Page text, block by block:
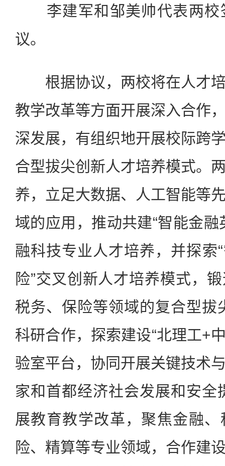
李建军和邹美帅代表两校
议。
根据协议，两校将在人才培
教学改革等方面开展深入合作
深发展，有组织地开展校际跨
合型拔尖创新人才培养模式。
养，立足大数据、人工智能等
域的应用，推动共建“智能金融
融科技专业人才培养，并探索
险”交叉创新人才培养模式，
税务、保险等领域的复合型拔
科研合作，探索建设“北理工+
验室平台，协同开展关键技术
家和首都经济社会发展和安全
展教育教学改革，聚焦金融
险、精算等专业领域，合作建